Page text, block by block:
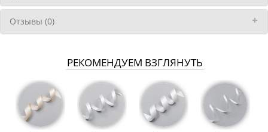
Отзывы (0)
РЕКОМЕНДУЕМ ВЗГЛЯНУТЬ